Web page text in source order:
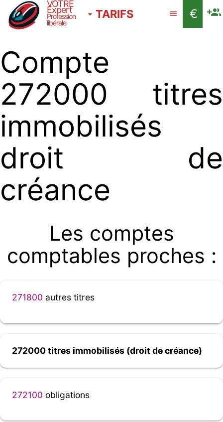
VOTRE
Expert
Profession
libérale
TARIFS €
Compte
272000 titres
immobilisés
droit de
créance
Les comptes
comptables proches :
271800 autres titres
272000 titres immobilisés (droit de créance)
272100 obligations